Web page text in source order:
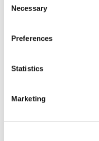
Selection
Necessary
Preferences
Statistics
Marketing